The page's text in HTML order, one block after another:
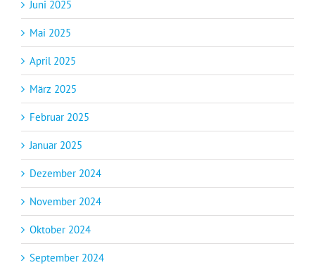
Juni 2025
Mai 2025
April 2025
März 2025
Februar 2025
Januar 2025
Dezember 2024
November 2024
Oktober 2024
September 2024